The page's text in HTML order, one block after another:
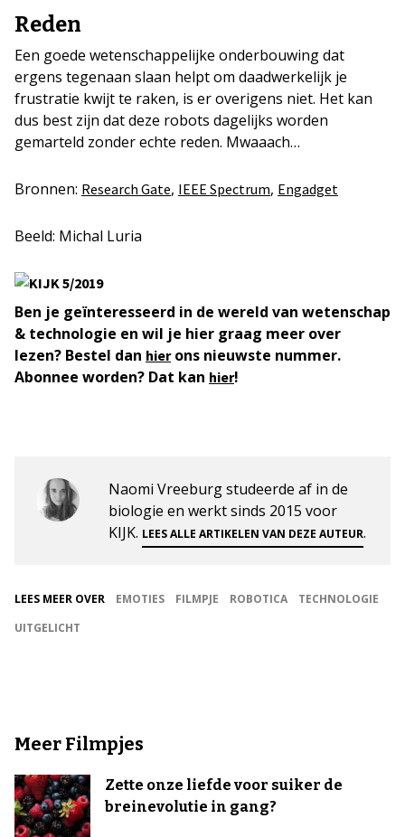
Reden
Een goede wetenschappelijke onderbouwing dat
ergens tegenaan slaan helpt om daadwerkelijk je
frustratie kwijt te raken, is er overigens niet. Het kan
dus best zijn dat deze robots dagelijks worden
gemarteld zonder echte reden. Mwaaach…
Bronnen: Research Gate, IEEE Spectrum, Engadget
Beeld: Michal Luria
Ben je geïnteresseerd in de wereld van wetenschap
& technologie en wil je hier graag meer over
lezen? Bestel dan hierons nieuwste nummer.
Abonnee worden? Dat kan hier!
Naomi Vreeburg studeerde af in de
biologie en werkt sinds 2015 voor
KIJK. LEES ALLE ARTIKELEN VAN DEZE AUTEUR.
LEES MEER OVER EMOTIES FILMPJE ROBOTICA
TECHNOLOGIE
UITGELICHT
Meer Filmpjes
Zette onze liefde voor suiker de
breinevolutie in gang?